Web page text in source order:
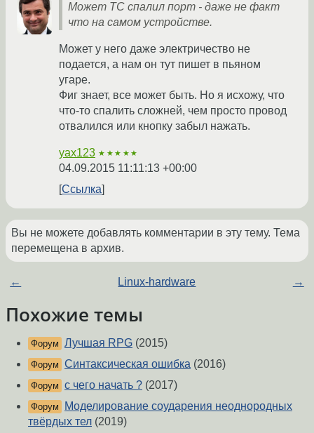
Может ТС спалил порт - даже не факт
что на самом устройстве.
Может у него даже электричество не
подается, а нам он тут пишет в пьяном
угаре.
Фиг знает, все может быть. Но я исхожу, что
что-то спалить сложней, чем просто провод
отвалился или кнопку забыл нажать.
yax123 ★★★★★
04.09.2015 11:11:13 +00:00
Ссылка
Вы не можете добавлять комментарии в эту тему. Тема
перемещена в архив.
← Linux-hardware →
Похожие темы
Форум Лучшая RPG (2015)
Форум Синтаксическая ошибка (2016)
Форум с чего начать ? (2017)
Форум
Моделирование соударения неоднородных
твёрдых тел (2019)